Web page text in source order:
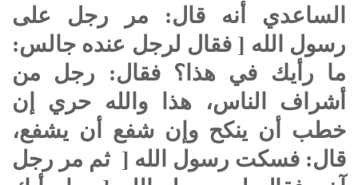
الساعدي أنه قال: مر رجل على
رسول الله [ فقال لرجل عنده جالس:
ما رأيك في هذا؟ فقال: رجل من
أشراف الناس، هذا والله حري إن
خطب أن ينكح وإن شفع أن يشفع،
قال: فسكت رسول الله [ ثم مر رجل